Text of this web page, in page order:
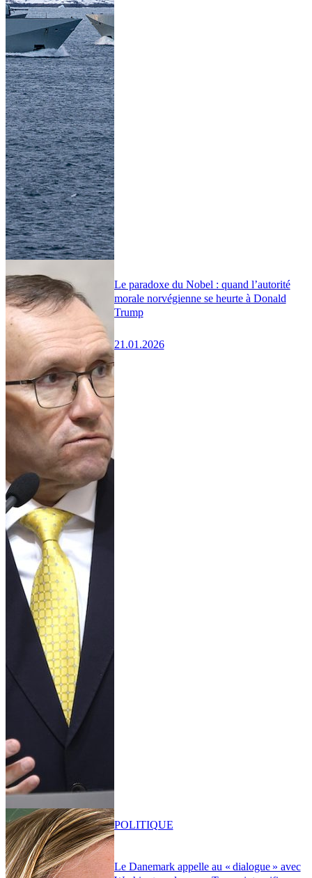
Le paradoxe du Nobel : quand l’autorité
morale norvégienne se heurte à Donald
Trump
21.01.2026
Le Danemark appelle au « dialogue » avec
POLITIQUE